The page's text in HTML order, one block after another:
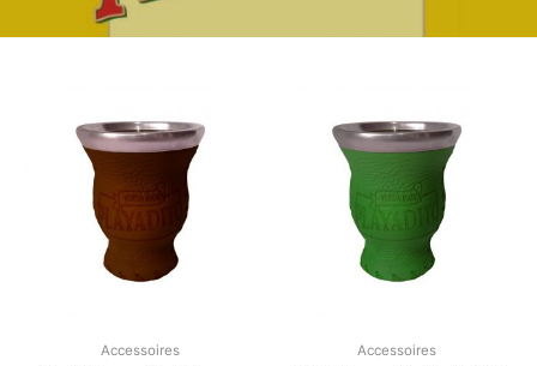
Accessoires Accessoires